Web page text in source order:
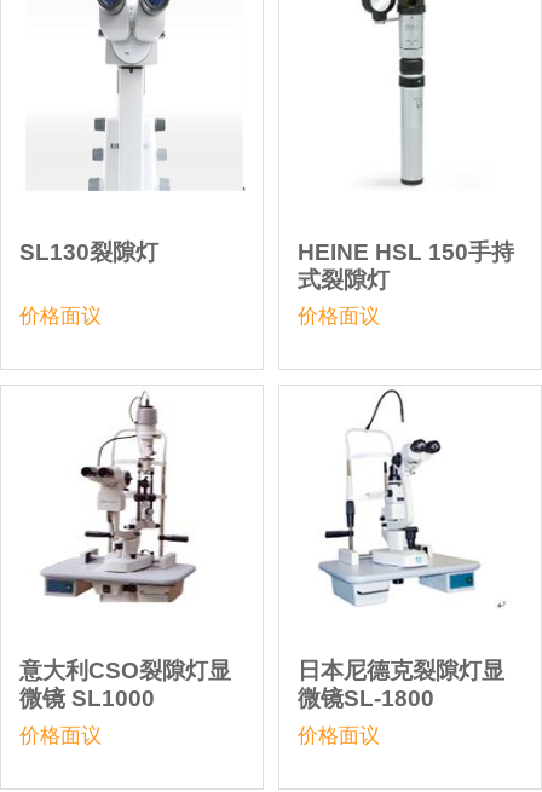
SL130裂隙灯
价格面议
HEINE HSL 150手持
式裂隙灯
价格面议
意大利CSO裂隙灯显
微镜 SL1000
价格面议
日本尼德克裂隙灯显
微镜SL-1800
价格面议